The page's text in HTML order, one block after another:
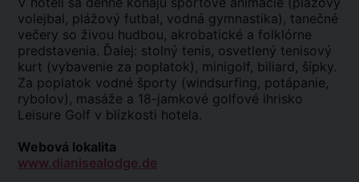
volejbal, plážový futbal, vodná gymnastika), tanečné
večery so živou hudbou, akrobatické a folklórne
predstavenia. Ďalej: stolný tenis, osvetlený tenisový
kurt (vybavenie za poplatok), minigolf, biliard, šípky.
Za poplatok vodné športy (windsurfing, potápanie,
rybolov), masáže a 18-jamkové golfové ihrisko
Leisure Golf v blízkosti hotela.
Webová lokalita
www.dianisealodge.de